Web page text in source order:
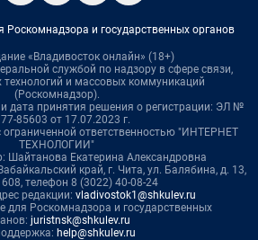
Роскомнадзора и государственных органов
«Владивосток онлайн» (18+)
службой по надзору в сфере связи,
и массовых коммуникаций
(Роскомнадзор).
дата принятия решения о регистрации: ЭЛ №
85603 от 17.07.2023 г.
ограниченной ответственностью "ИНТЕРНЕТ
ТЕХНОЛОГИИ"
Шайтанова Екатерина Александровна
край, г. Чита, ул. Балябина, д. 13,
608, телефон 8 (3022) 40-08-24
редакции: vladivostok1@shkulev.ru
для Роскомнадзора и государственных
juristnsk@shkulev.ru
help@shkulev.ru